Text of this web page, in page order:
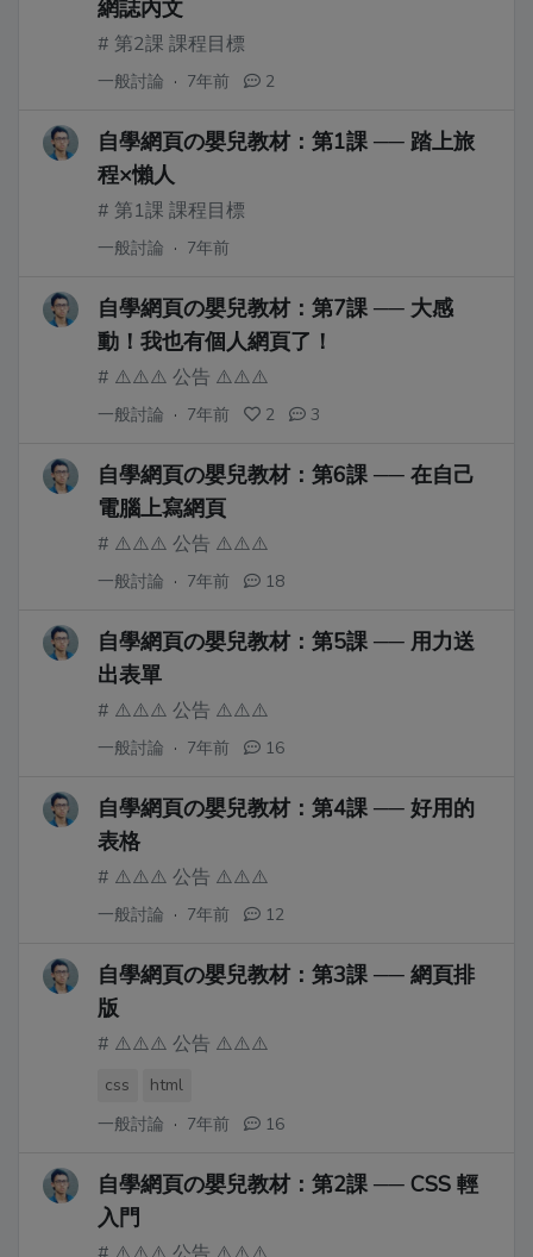
網誌內文
# 第2課 課程目標
一般討論 · 7年前 2
自學網頁の嬰兒教材：第1課 ── 踏上旅
程×懶人
# 第1課 課程目標
一般討論 · 7年前
自學網頁の嬰兒教材：第7課 ── 大感
動！我也有個人網頁了！
# ⚠️⚠️⚠️ 公告 ⚠️⚠️⚠️
一般討論 · 7年前 2 3
自學網頁の嬰兒教材：第6課 ── 在自己
電腦上寫網頁
# ⚠️⚠️⚠️ 公告 ⚠️⚠️⚠️
一般討論 · 7年前 18
自學網頁の嬰兒教材：第5課 ── 用力送
出表單
# ⚠️⚠️⚠️ 公告 ⚠️⚠️⚠️
一般討論 · 7年前 16
自學網頁の嬰兒教材：第4課 ── 好用的
表格
# ⚠️⚠️⚠️ 公告 ⚠️⚠️⚠️
一般討論 · 7年前 12
自學網頁の嬰兒教材：第3課 ── 網頁排
版
# ⚠️⚠️⚠️ 公告 ⚠️⚠️⚠️
css
html
一般討論 · 7年前 16
自學網頁の嬰兒教材：第2課 ── CSS 輕
入門